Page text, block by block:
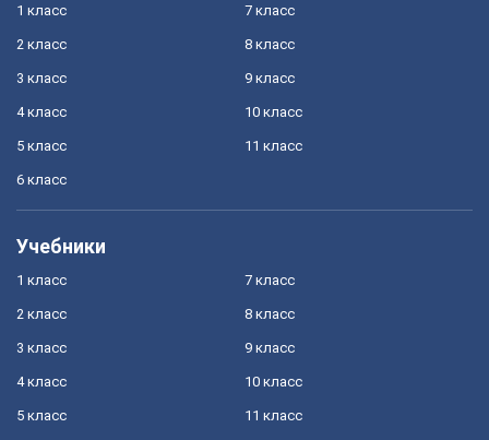
1 класс
2 класс
3 класс
4 класс
5 класс
6 класс
7 класс
8 класс
9 класс
10 класс
11 класс
Учебники
1 класс
2 класс
3 класс
4 класс
5 класс
7 класс
8 класс
9 класс
10 класс
11 класс